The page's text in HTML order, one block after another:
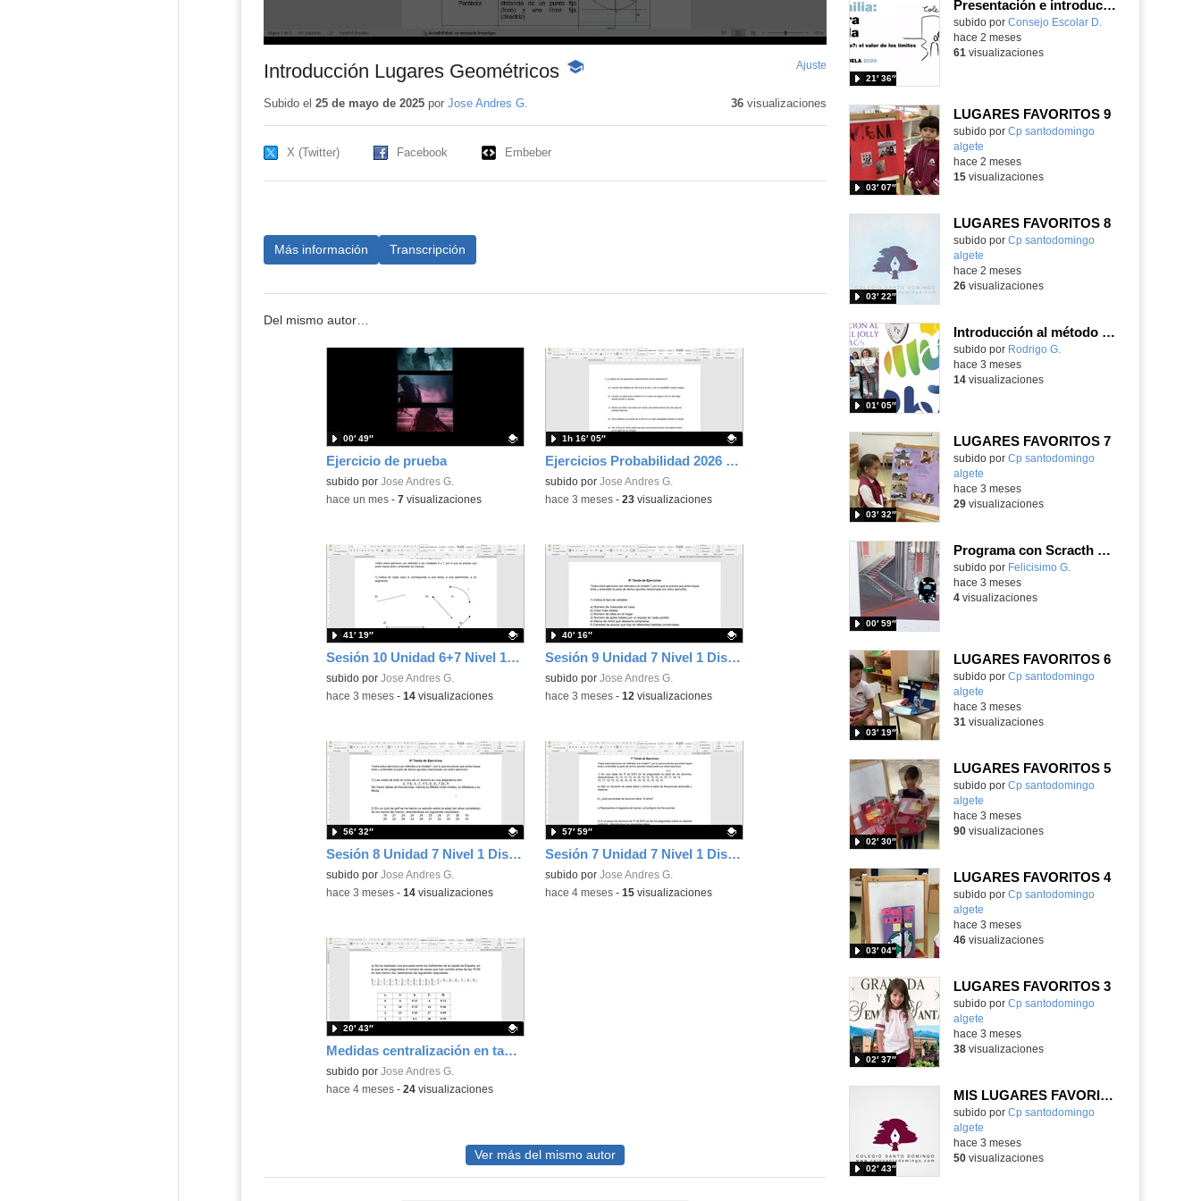
Introducción Lugares Geométricos -
Ajuste
pantalla
Subido el 25 de mayo de 2025por Jose Andres G. 36visualizaciones
X (Twitter) Facebook Embeber
Más información Transcripción
Del mismo autor…
Ejercicio de prueba
Contenido educativo.
subido por Jose Andres G.
00′ 49″
-hace un mes- 7 visualizaciones
Ejercicios Probabilidad 2026 N2
Contenido educativo.
subido por Jose Andres G.
1h 16′ 05″
-hace 3 meses- 23visualizaciones
Sesión 10 Unidad 6+7 Nivel 1 Dist Adultos Matemáticas
Contenido educativo.
subido por Jose Andres G.
41′ 19″
-hace 3 meses- 14visualizaciones
Sesión 9 Unidad 7 Nivel 1 Dist Adultos Matemáticas
Contenido educativo.
subido por Jose Andres G.
40′ 16″
-hace 3 meses- 12 visualizaciones
Sesión 8 Unidad 7 Nivel 1 Dist Adultos Matemáticas
Contenido educativo.
subido por Jose Andres G.
56′ 32″
-hace 3 meses- 14visualizaciones
Sesión 7 Unidad 7 Nivel 1 Dist Adultos Matemáticas
Contenido educativo.
subido por Jose Andres G.
57′ 59″
-hace 4 meses- 15visualizaciones
Medidas centralización en tablas con intervalos
Contenido educativo.
subido por Jose Andres G.
20′ 43″
-hace 4 meses- 24visualizaciones
Ver más del mismo autor
Presentación e introducción
Contenido educativo.
subido por Consejo Escolar D.
21′ 36″
hace 2 meses
61 visualizaciones
LUGARES FAVORITOS 9
Contenido educativo.
subido por Cp santodomingo
algete
03′ 07″
hace 2 meses
15visualizaciones
LUGARES FAVORITOS 8
Contenido educativo.
subido por Cp santodomingo
algete
03′ 22″
hace 2 meses
26visualizaciones
Introducción al método Jolly Phonics
Contenido educativo.
subido por Rodrigo G.
01′ 05″
hace 3 meses
14visualizaciones
LUGARES FAVORITOS 7
Contenido educativo.
subido por Cp santodomingo
algete
03′ 32″
hace 3 meses
29visualizaciones
Programa con Scracth usando la posición en x, un hechizo contra los dementores.
Contenido educativo.
subido por Felicisimo G.
00′ 59″
hace 3 meses
4visualizaciones
LUGARES FAVORITOS 6
Contenido educativo.
subido por Cp santodomingo
algete
03′ 19″
hace 3 meses
31 visualizaciones
LUGARES FAVORITOS 5
Contenido educativo.
subido por Cp santodomingo
algete
02′ 30″
hace 3 meses
90visualizaciones
LUGARES FAVORITOS 4
Contenido educativo.
subido por Cp santodomingo
algete
03′ 04″
hace 3 meses
46visualizaciones
LUGARES FAVORITOS 3
Contenido educativo.
subido por Cp santodomingo
algete
02′ 37″
hace 3 meses
38visualizaciones
MIS LUGARES FAVORITOS 2
Contenido educativo.
subido por Cp santodomingo
algete
02′ 43″
hace 3 meses
50visualizaciones